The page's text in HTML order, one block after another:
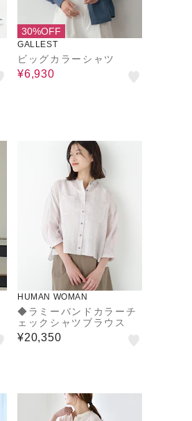
30%OFF
GALLEST
ビッグカラーシャツ
¥6,930
HUMAN WOMAN
◆ラミーバンドカラーチ
ェックシャツブラウス
¥20,350